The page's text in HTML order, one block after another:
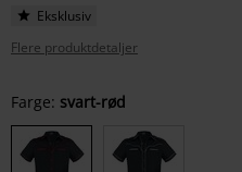
Eksklusiv
Flere produktdetaljer
Velg
størrelse
Farge: svart-rød